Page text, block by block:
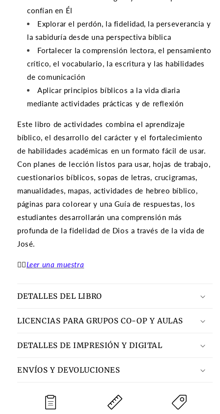
confían en Él
Explorar el perdón, la fidelidad, la perseverancia y
la sabiduría desde una perspectiva bíblica
Fortalecer la comprensión lectora, el pensamiento
crítico, el vocabulario, la escritura y las habilidades
de comunicación
Aplicar principios bíblicos a la vida diaria
mediante actividades prácticas y de reflexión
Este libro de actividades combina el aprendizaje
bíblico, el desarrollo del carácter y el fortalecimiento
de habilidades académicas en un formato fácil de usar.
Con planes de lección listos para usar, hojas de trabajo,
cuestionarios bíblicos, sopas de letras, crucigramas,
manualidades, mapas, actividades de hebreo bíblico,
páginas para colorear y una Guía de respuestas, los
estudiantes desarrollarán una comprensión más
profunda de la fidelidad de Dios a través de la vida de
José.
👉🏽Leer una muestra
DETALLES DEL LIBRO
LICENCIAS PARA GRUPOS CO-OP Y AULAS
DETALLES DE IMPRESIÓN Y DIGITAL
ENVÍOS Y DEVOLUCIONES